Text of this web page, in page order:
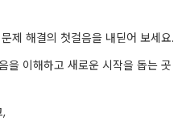
제 해결의 첫걸음을 내딛어 보세요.
을 이해하고 새로운 시작을 돕는 곳
,